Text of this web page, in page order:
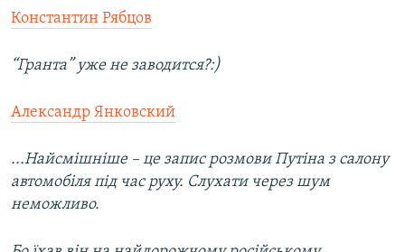
Константин Рябцов
“Гранта” уже не заводится?:)
Александр Янковский
...Найсмішніше – це запис розмови Путіна з салону
автомобіля під час руху. Слухати через шум
неможливо.